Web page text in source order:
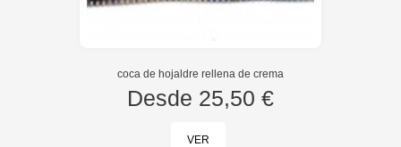
coca de hojaldre rellena de crema
Desde 25,50 €
VER